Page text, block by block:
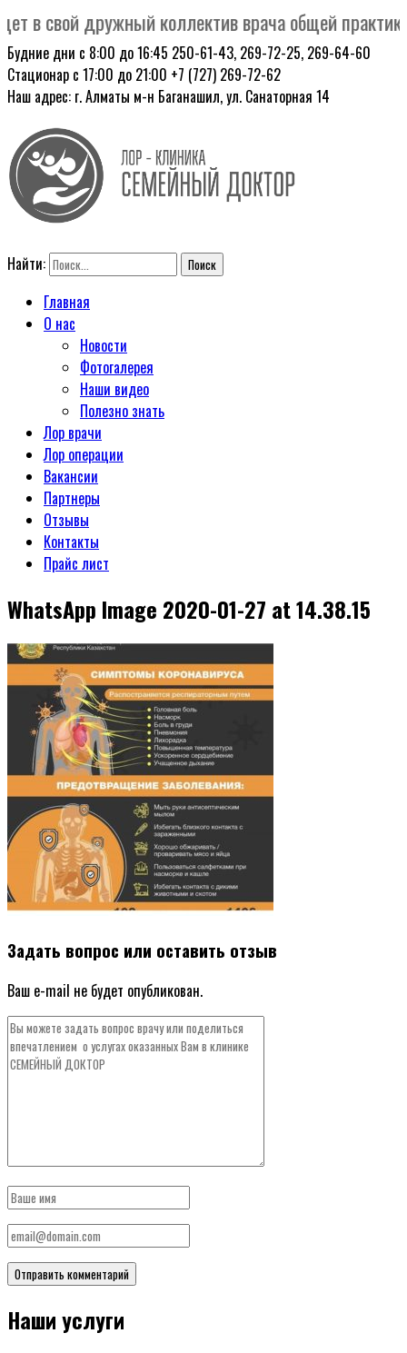
свой дружный коллектив врача общей
Будние дни с 8:00 до 16:45 250-61-43, 269-72-25, 269-64-60
Стационар с 17:00 до 21:00 +7 (727) 269-72-62
Наш адрес: г. Алматы м-н Баганашил, ул. Санаторная 14
Найти:
Главная
О нас
Новости
Фотогалерея
Наши видео
Полезно знать
Лор врачи
Лор операции
Вакансии
Партнеры
Отзывы
Контакты
Прайс лист
WhatsApp Image 2020-01-27 at 14.38.15
Задать вопрос или оставить отзыв
Ваш e-mail не будет опубликован.
Наши услуги